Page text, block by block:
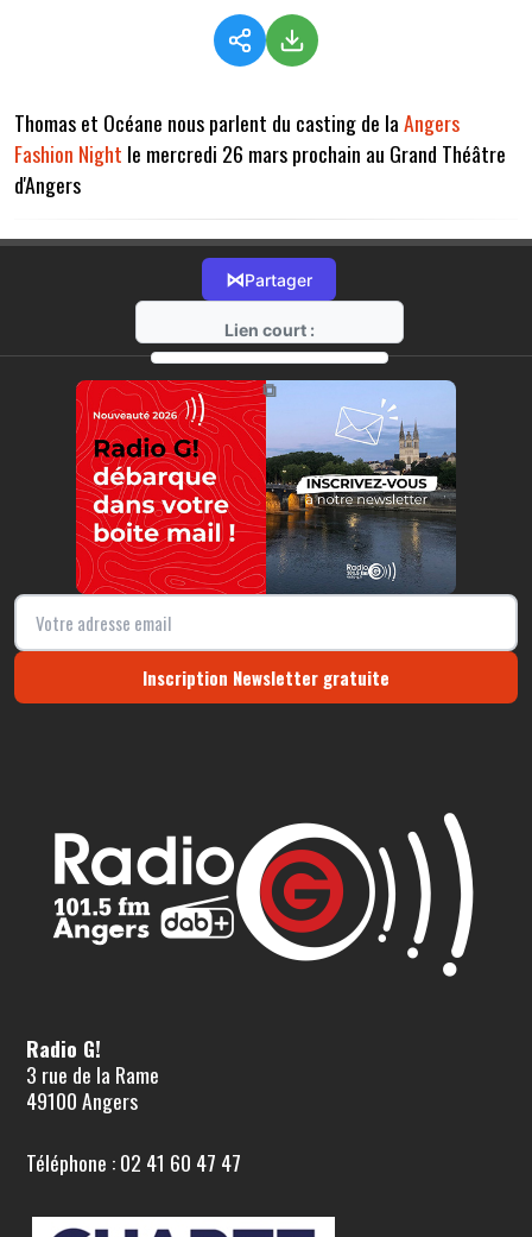
Thomas et Océane nous parlent du casting de laAngers
Fashion Night le mercredi 26 mars prochain au Grand Théâtre
d'Angers
⋈Partager
Lien court :
https://radio-g.fr?17116
⧉
Inscription Newsletter gratuite
Radio G!
3 rue de la Rame
49100 Angers
Téléphone : 02 41 60 47 47